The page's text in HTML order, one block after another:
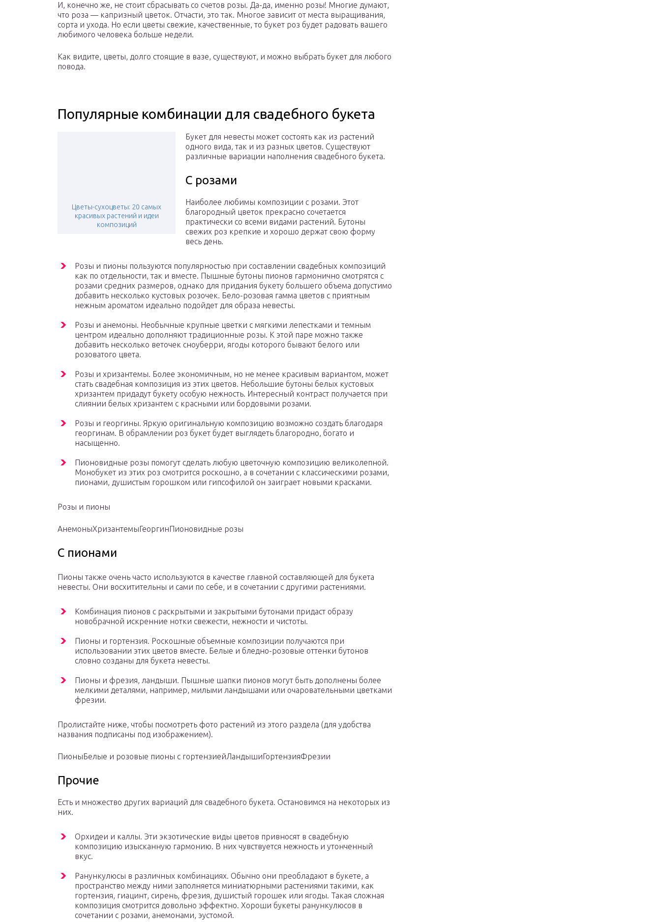
И, конечно же, не стоит сбрасывать со счетов розы. Да-да, именно розы! Многие думают,
что роза — капризный цветок. Отчасти, это так. Многое зависит от места выращивания,
сорта и ухода. Но если цветы свежие, качественные, то букет роз будет радовать вашего
любимого человека больше недели.
Как видите, цветы, долго стоящие в вазе, существуют, и можно выбрать букет для любого
повода.
Популярные комбинации для свадебного букета
Цветы-сухоцветы: 20 самых
красивых растений и идеи
композиций
Букет для невесты может состоять как из растений
одного вида, так и из разных цветов. Существуют
различные вариации наполнения свадебного букета.
С розами
Наиболее любимы композиции с розами. Этот
благородный цветок прекрасно сочетается
практически со всеми видами растений. Бутоны
свежих роз крепкие и хорошо держат свою форму
весь день.
Розы и пионы пользуются популярностью при составлении свадебных композиций
как по отдельности, так и вместе. Пышные бутоны пионов гармонично смотрятся с
розами средних размеров, однако для придания букету большего объема допустимо
добавить несколько кустовых розочек. Бело-розовая гамма цветов с приятным
нежным ароматом идеально подойдет для образа невесты.
Розы и анемоны. Необычные крупные цветки с мягкими лепестками и темным
центром идеально дополняют традиционные розы. К этой паре можно также
добавить несколько веточек сноуберри, ягоды которого бывают белого или
розоватого цвета.
Розы и хризантемы. Более экономичным, но не менее красивым вариантом, может
стать свадебная композиция из этих цветов. Небольшие бутоны белых кустовых
хризантем придадут букету особую нежность. Интересный контраст получается при
слиянии белых хризантем с красными или бордовыми розами.
Розы и георгины. Яркую оригинальную композицию возможно создать благодаря
георгинам. В обрамлении роз букет будет выглядеть благородно, богато и
насыщенно.
Пионовидные розы помогут сделать любую цветочную композицию великолепной.
Монобукет из этих роз смотрится роскошно, а в сочетании с классическими розами,
пионами, душистым горошком или гипсофилой он заиграет новыми красками.
Розы и пионы
АнемоныХризантемыГеоргинПионовидные розы
С пионами
Пионы также очень часто используются в качестве главной составляющей для букета
невесты. Они восхитительны и сами по себе, и в сочетании с другими растениями.
Комбинация пионов с раскрытыми и закрытыми бутонами придаст образу
новобрачной искренние нотки свежести, нежности и чистоты.
Пионы и гортензия. Роскошные объемные композиции получаются при
использовании этих цветов вместе. Белые и бледно-розовые оттенки бутонов
словно созданы для букета невесты.
Пионы и фрезия, ландыши. Пышные шапки пионов могут быть дополнены более
мелкими деталями, например, милыми ландышами или очаровательными цветками
фрезии.
Пролистайте ниже, чтобы посмотреть фото растений из этого раздела (для удобства
названия подписаны под изображением).
ПионыБелые и розовые пионы с гортензиейЛандышиГортензияФрезии
Прочие
Есть и множество других вариаций для свадебного букета. Остановимся на некоторых из
них.
Орхидеи и каллы. Эти экзотические виды цветов привносят в свадебную
композицию изысканную гармонию. В них чувствуется нежность и утонченный
вкус.
Ранункулюсы в различных комбинациях. Обычно они преобладают в букете, а
пространство между ними заполняется миниатюрными растениями такими, как
гортензия, гиацинт, сирень, фрезия, душистый горошек или ягоды. Такая сложная
композиция смотрится довольно эффектно. Хороши букеты ранункулюсов в
сочетании с розами, анемонами, эустомой.